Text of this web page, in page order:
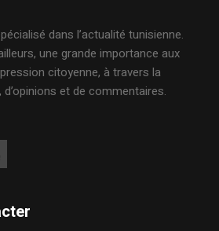
dans l’actualité tunisienne.
une grande importance aux
citoyenne, à travers la
et de commentaires.